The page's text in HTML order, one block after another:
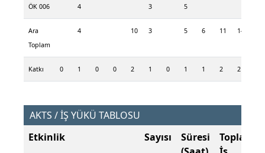
ÖK 006 4 3 5
Ara
Toplam
4 10 3 5 6 11 14
Katkı 0 1 0 0 2 1 0 1 1 2 2
AKTS / İŞ YÜKÜ TABLOSU
Etkinlik
Sayısı
Süresi
Toplam